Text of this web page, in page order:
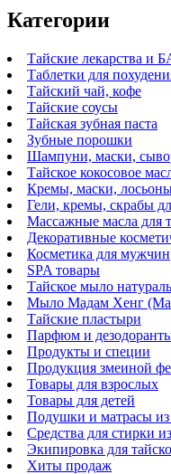
Категории
Тайские лекарства и
Таблетки для
Тайский чай, кофе
Тайские соусы
Тайская зубная паста
Зубные порошки
Шампуни, маски,
Тайское кокосовое
Кремы, маски,
Гели, кремы, скрабы
Массажные масла для
Декоративные
Косметика для мужчин
SPA товары
Тайское мыло
Мыло Мадам Хенг
Тайские пластыри
Парфюм и
Продукты и специи
Продукция змеиной
Товары для взрослых
Товары для детей
Подушки и матрасы из
Средства для стирки
Экипировка для
Хиты продаж